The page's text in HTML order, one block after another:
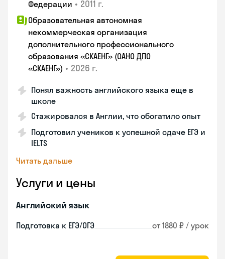
Федерации • 2011 г.
Образовательная автономная
некоммерческая организация
дополнительного профессионального
образования «СКАЕНГ» (ОАНО ДПО
«СКАЕНГ») • 2026 г.
Понял важность английского языка еще в
школе
Стажировался в Англии, что обогатило опыт
Подготовил учеников к успешной сдаче ЕГЭ и
IELTS
Читать дальше
Услуги и цены
Английский язык
Подготовка к ЕГЭ/ОГЭ от 1880 ₽ / урок